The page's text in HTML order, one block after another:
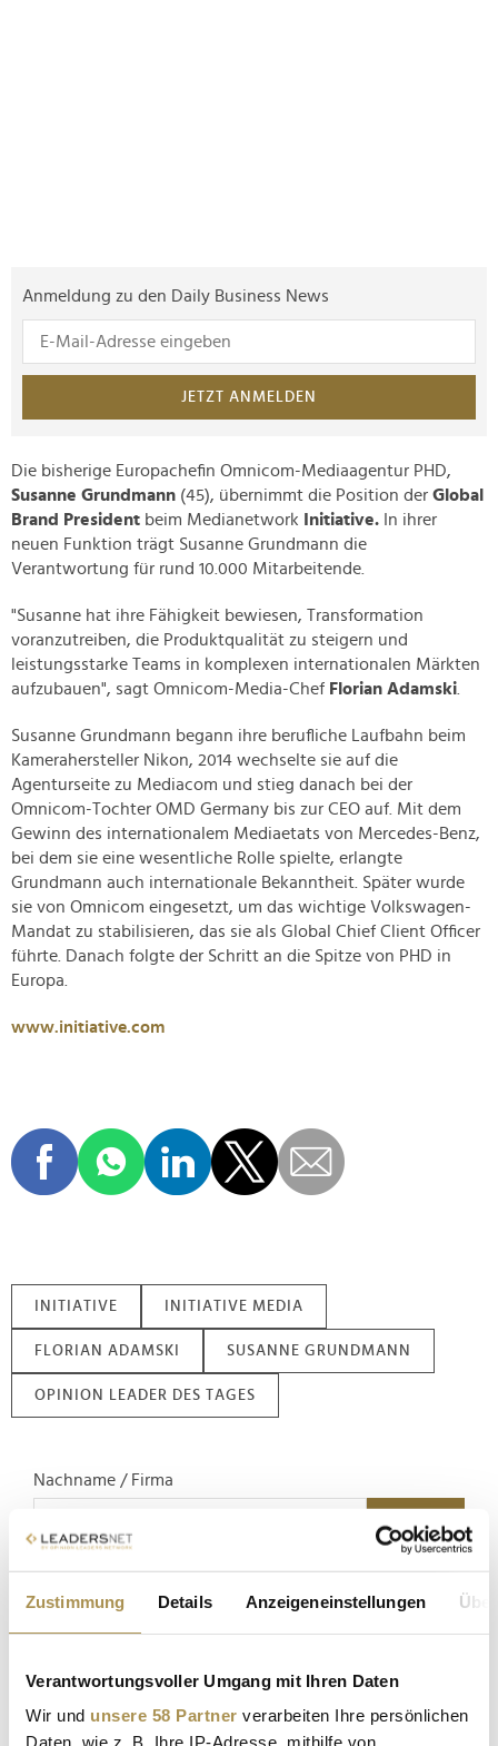
Zustimmung Details Anzeigeneinstellungen
Verantwortungsvoller Umgang mit Ihren Daten
Wir und unsere 58 Partner verarbeiten Ihre persönlichen
Daten, wie z. B. Ihre IP-Adresse, mithilfe von
Anmeldung zu den Daily Business News
JETZT ANMELDEN
Die bisherige Europachefin Omnicom-Mediaagentur PHD,
Susanne Grundmann (45), übernimmt die Position der Global
Brand President beim Medianetwork Initiative. In ihrer
neuen Funktion trägt Susanne Grundmann die
Verantwortung für rund 10.000 Mitarbeitende.
"Susanne hat ihre Fähigkeit bewiesen, Transformation
voranzutreiben, die Produktqualität zu steigern und
leistungsstarke Teams in komplexen internationalen Märkten
aufzubauen", sagt Omnicom-Media-Chef Florian Adamski
Susanne Grundmann begann ihre berufliche Laufbahn beim
Kamerahersteller Nikon, 2014 wechselte sie auf die
Agenturseite zu Mediacom und stieg danach bei der
Omnicom-Tochter OMD Germany bis zur CEO auf. Mit dem
Gewinn des internationalem Mediaetats von Mercedes-Benz,
bei dem sie eine wesentliche Rolle spielte, erlangte
Grundmann auch internationale Bekanntheit. Später wurde
sie von Omnicom eingesetzt, um das wichtige Volkswagen-
Mandat zu stabilisieren, das sie als Global Chief Client Officer
führte. Danach folgte der Schritt an die Spitze von PHD in
Europa.
www.initiative.com
INITIATIVE INITIATIVE MEDIA
FLORIAN ADAMSKI SUSANNE GRUNDMANN
OPINION LEADER DES TAGES
Nachname / Firma
LEADERSNET.TV